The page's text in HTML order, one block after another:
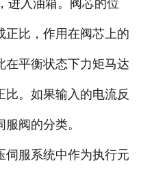
进入油箱。阀芯的位
正比，作用在阀芯上的
在平衡状态下力矩马达
比。如果输入的电流反
阀的分类。
服系统中作为执行元